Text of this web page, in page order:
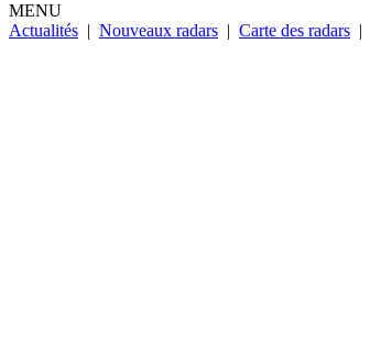
MENU
Actualités | Nouveaux radars | Carte des radars |